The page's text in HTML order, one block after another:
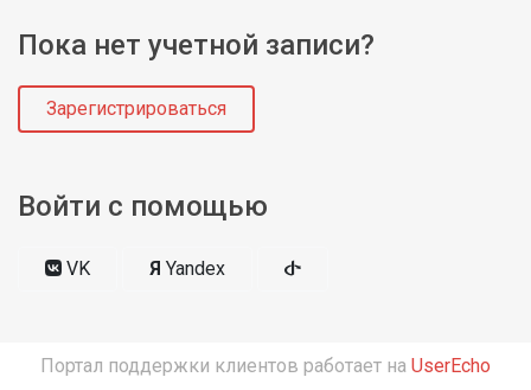
Пока нет учетной записи?
Зарегистрироваться
Войти с помощью
VK Я Yandex
Портал поддержки клиентов работает на UserEcho